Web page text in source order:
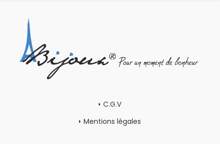
C.G.V
Mentions légales